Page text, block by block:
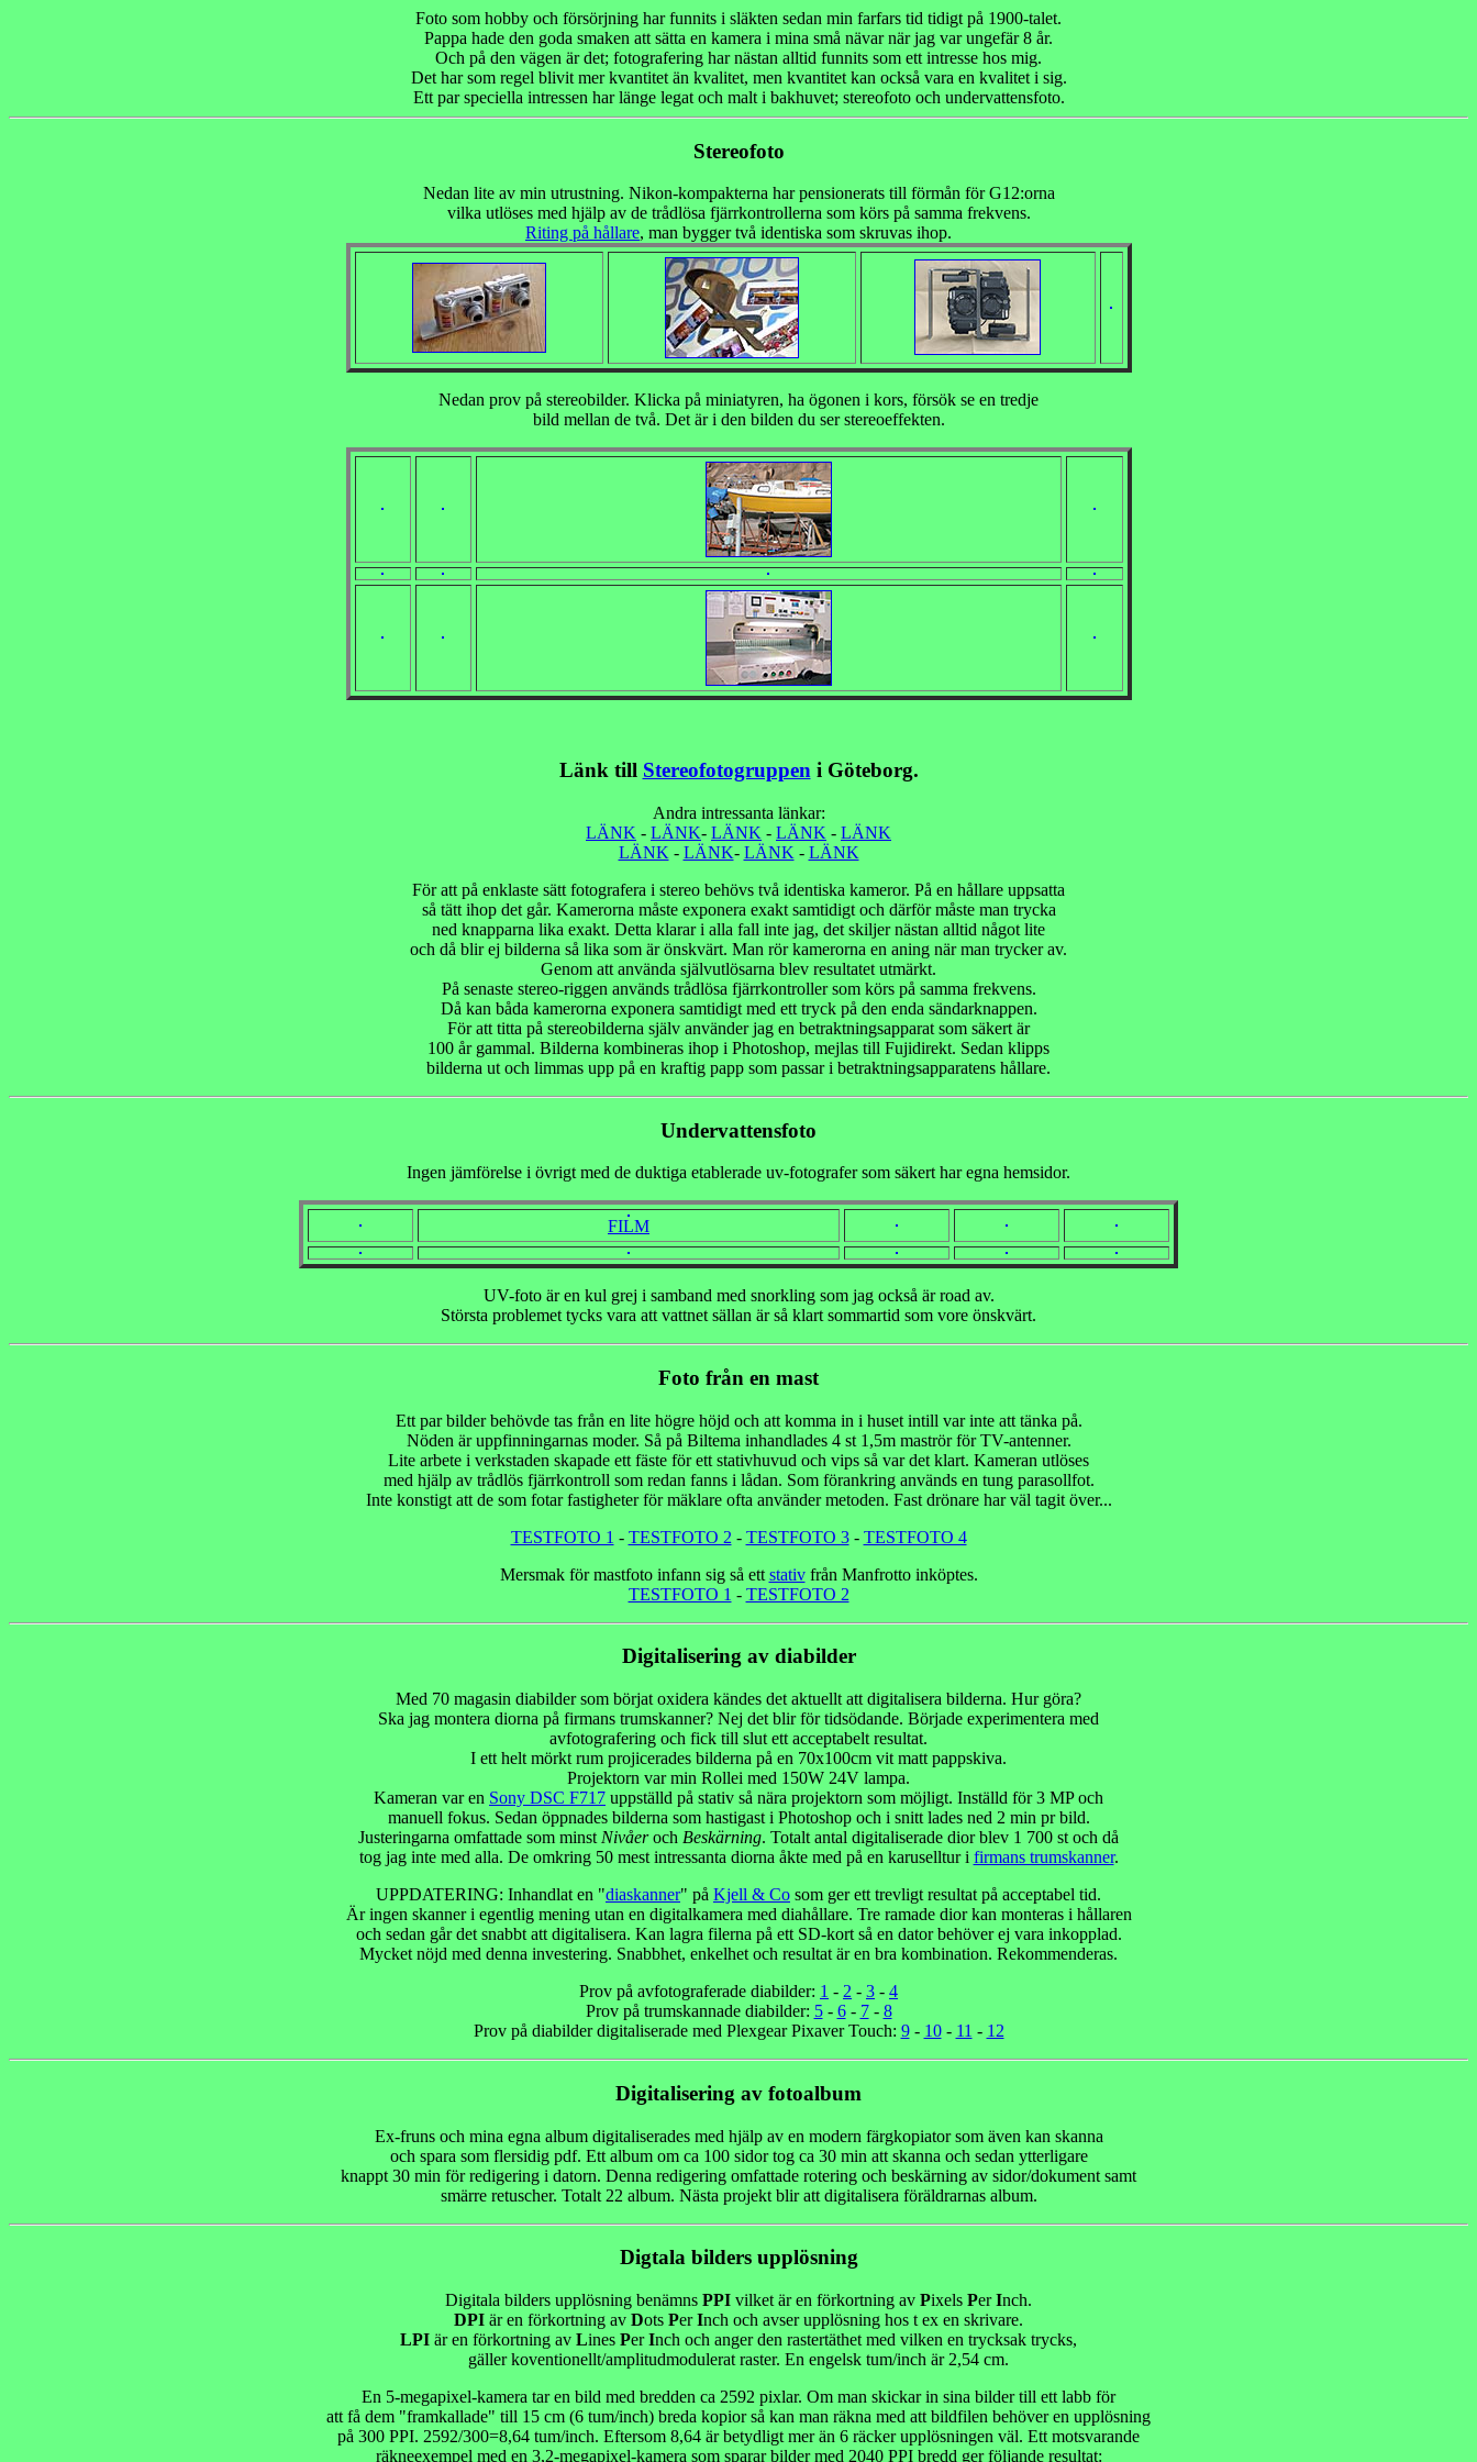
Foto som hobby och försörjning har funnits i släkten sedan min farfars tid tidigt på 1900-talet.
Pappa hade den goda smaken att sätta en kamera i mina små nävar när jag var ungefär 8 år.
Och på den vägen är det; fotografering har nästan alltid funnits som ett intresse hos mig.
Det har som regel blivit mer kvantitet än kvalitet, men kvantitet kan också vara en kvalitet i sig.
Ett par speciella intressen har länge legat och malt i bakhuvet; stereofoto och undervattensfoto.
Stereofoto
Nedan lite av min utrustning. Nikon-kompakterna har pensionerats till förmån för G12:orna
vilka utlöses med hjälp av de trådlösa fjärrkontrollerna som körs på samma frekvens.
Riting på hållare, man bygger två identiska som skruvas ihop.
Nedan prov på stereobilder. Klicka på miniatyren, ha ögonen i kors, försök se en tredje
bild mellan de två. Det är i den bilden du ser stereoeffekten.
Länk till Stereofotogruppen i Göteborg.
Andra intressanta länkar:
LÄNK - LÄNK- LÄNK - LÄNK - LÄNK
LÄNK - LÄNK- LÄNK - LÄNK
För att på enklaste sätt fotografera i stereo behövs två identiska kameror. På en hållare uppsatta
så tätt ihop det går. Kamerorna måste exponera exakt samtidigt och därför måste man trycka
ned knapparna lika exakt. Detta klarar i alla fall inte jag, det skiljer nästan alltid något lite
och då blir ej bilderna så lika som är önskvärt. Man rör kamerorna en aning när man trycker av.
Genom att använda självutlösarna blev resultatet utmärkt.
På senaste stereo-riggen används trådlösa fjärrkontroller som körs på samma frekvens.
Då kan båda kamerorna exponera samtidigt med ett tryck på den enda sändarknappen.
För att titta på stereobilderna själv använder jag en betraktningsapparat som säkert är
100 år gammal. Bilderna kombineras ihop i Photoshop, mejlas till Fujidirekt. Sedan klipps
bilderna ut och limmas upp på en kraftig papp som passar i betraktningsapparatens hållare.
Undervattensfoto
Ingen jämförelse i övrigt med de duktiga etablerade uv-fotografer som säkert har egna hemsidor.
FILM
UV-foto är en kul grej i samband med snorkling som jag också är road av.
Största problemet tycks vara att vattnet sällan är så klart sommartid som vore önskvärt.
Foto från en mast
Ett par bilder behövde tas från en lite högre höjd och att komma in i huset intill var inte att tänka på.
Nöden är uppfinningarnas moder. Så på Biltema inhandlades 4 st 1,5m maströr för TV-antenner.
Lite arbete i verkstaden skapade ett fäste för ett stativhuvud och vips så var det klart. Kameran utlöses
med hjälp av trådlös fjärrkontroll som redan fanns i lådan. Som förankring används en tung parasollfot.
Inte konstigt att de som fotar fastigheter för mäklare ofta använder metoden. Fast drönare har väl tagit över...
TESTFOTO 1 - TESTFOTO 2 - TESTFOTO 3- TESTFOTO 4
Mersmak för mastfoto infann sig så ett stativfrån Manfrotto inköptes.
TESTFOTO 1 - TESTFOTO 2
Digitalisering av diabilder
Med 70 magasin diabilder som börjat oxidera kändes det aktuellt att digitalisera bilderna. Hur göra?
Ska jag montera diorna på firmans trumskanner? Nej det blir för tidsödande. Började experimentera med
avfotografering och fick till slut ett acceptabelt resultat.
I ett helt mörkt rum projicerades bilderna på en 70x100cm vit matt pappskiva.
Projektorn var min Rollei med 150W 24V lampa.
Kameran var en Sony DSC F717 uppställd på stativ så nära projektorn som möjligt. Inställd för 3 MP och
manuell fokus. Sedan öppnades bilderna som hastigast i Photoshop och i snitt lades ned 2 min pr bild.
Justeringarna omfattade som minst Nivåeroch Beskärning. Totalt antal digitaliserade dior blev 1 700 st och då
tog jag inte med alla. De omkring 50 mest intressanta diorna åkte med på en karuselltur i firmans trumskanner.
UPPDATERING: Inhandlat en "diaskanner" på Kjell & Co som ger ett trevligt resultat på acceptabel tid.
Är ingen skanner i egentlig mening utan en digitalkamera med diahållare. Tre ramade dior kan monteras i hållaren
och sedan går det snabbt att digitalisera. Kan lagra filerna på ett SD-kort så en dator behöver ej vara inkopplad.
Mycket nöjd med denna investering. Snabbhet, enkelhet och resultat är en bra kombination. Rekommenderas.
Prov på avfotograferade diabilder: 1 - 2 - 3 - 4
Prov på trumskannade diabilder: 5- 6- 7- 8
Prov på diabilder digitaliserade med Plexgear Pixaver Touch: 9- 10- 11 - 12
Digitalisering av fotoalbum
Ex-fruns och mina egna album digitaliserades med hjälp av en modern färgkopiator som även kan skanna
och spara som flersidig pdf. Ett album om ca 100 sidor tog ca 30 min att skanna och sedan ytterligare
knappt 30 min för redigering i datorn. Denna redigering omfattade rotering och beskärning av sidor/dokument samt
smärre retuscher. Totalt 22 album. Nästa projekt blir att digitalisera föräldrarnas album.
Digtala bilders upplösning
Digitala bilders upplösning benämns PPI vilket är en förkortning av Pixels PerInch.
DPI är en förkortning av Dots PerInch och avser upplösning hos t ex en skrivare.
LPI är en förkortning av Lines PerInch och anger den rastertäthet med vilken en trycksak trycks,
gäller koventionellt/amplitudmodulerat raster. En engelsk tum/inch är 2,54 cm.
En 5-megapixel-kamera tar en bild med bredden ca 2592 pixlar. Om man skickar in sina bilder till ett labb för
att få dem "framkallade" till 15 cm (6 tum/inch) breda kopior så kan man räkna med att bildfilen behöver en upplösning
på 300 PPI. 2592/300=8,64 tum/inch. Eftersom 8,64 är betydligt mer än 6 räcker upplösningen väl. Ett motsvarande
räkneexempel med en 3,2-megapixel-kamera som sparar bilder med 2040 PPI bredd ger följande resultat: